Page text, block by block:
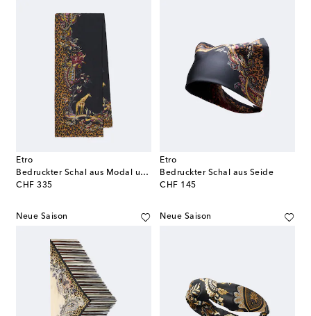
Etro
Bedruckter Schal aus Modal und Cashmere
CHF 335
original price
Etro
Bedruckter Schal aus Seide
CHF 145
original price
Neue Saison Neue Saison